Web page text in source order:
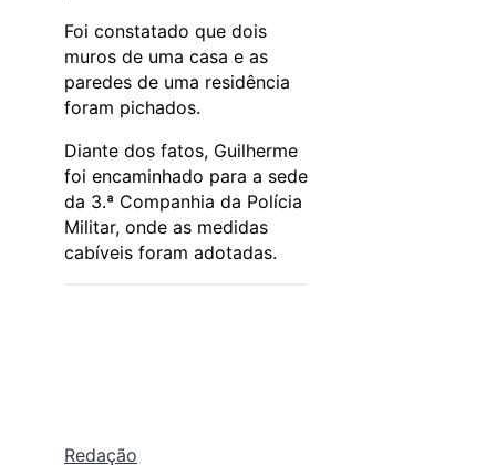
Foi constatado que dois
muros de uma casa e as
paredes de uma residência
foram pichados.
Diante dos fatos, Guilherme
foi encaminhado para a sede
da 3.ª Companhia da Polícia
Militar, onde as medidas
cabíveis foram adotadas.
Redação